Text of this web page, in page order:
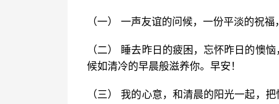
（一） 一声友谊的问候，一份平淡的祝
（二） 睡去昨日的疲困，忘怀昨日的懊
候如清冷的早晨般滋养你。早安！
（三） 我的心意，和清晨的阳光一起，